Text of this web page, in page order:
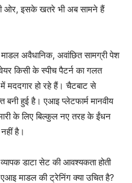
ओर, इसके खतरे भी अब सामने हैं
अवैधानिक, अवांछित सामग्री पेश
किसी के स्पीच पैटर्न का गलत
मददगार हो रहे हैं। चैटबाट से
बनी हुई है। एआइ प्लेटफार्म मानवीय
के लिए बिल्कुल नए तरह के ईंधन
है।
डाटा सेट की आवश्यकता होती
माडल की ट्रेनिंग क्या उचित है?